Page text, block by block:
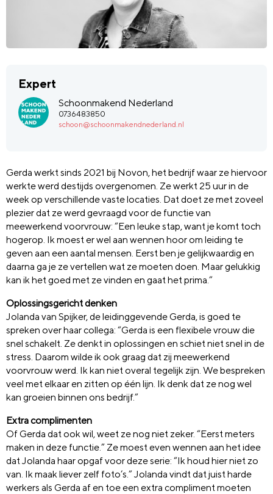
Expert
Schoonmakend Nederland
0736483850
schoon@schoonmakendnederland.nl
Gerda werkt sinds 2021 bij Novon, het bedrijf waar ze hiervoor
werkte werd destijds overgenomen. Ze werkt 25 uur in de
week op verschillende vaste locaties. Dat doet ze met zoveel
plezier dat ze werd gevraagd voor de functie van
meewerkend voorvrouw: “Een leuke stap, want je komt toch
hogerop. Ik moest er wel aan wennen hoor om leiding te
geven aan een aantal mensen. Eerst ben je gelijkwaardig en
daarna ga je ze vertellen wat ze moeten doen. Maar gelukkig
kan ik het goed met ze vinden en gaat het prima.”
Oplossingsgericht denken
Jolanda van Spijker, de leidinggevende Gerda, is goed te
spreken over haar collega: “Gerda is een flexibele vrouw die
snel schakelt. Ze denkt in oplossingen en schiet niet snel in de
stress. Daarom wilde ik ook graag dat zij meewerkend
voorvrouw werd. Ik kan niet overal tegelijk zijn. We bespreken
veel met elkaar en zitten op één lijn. Ik denk dat ze nog wel
kan groeien binnen ons bedrijf.”
Extra complimenten
Of Gerda dat ook wil, weet ze nog niet zeker. “Eerst meters
maken in deze functie.” Ze moest even wennen aan het idee
dat Jolanda haar opgaf voor deze serie: “Ik houd hier niet zo
van. Ik maak liever zelf foto’s.” Jolanda vindt dat juist harde
werkers als Gerda af en toe een extra compliment moeten